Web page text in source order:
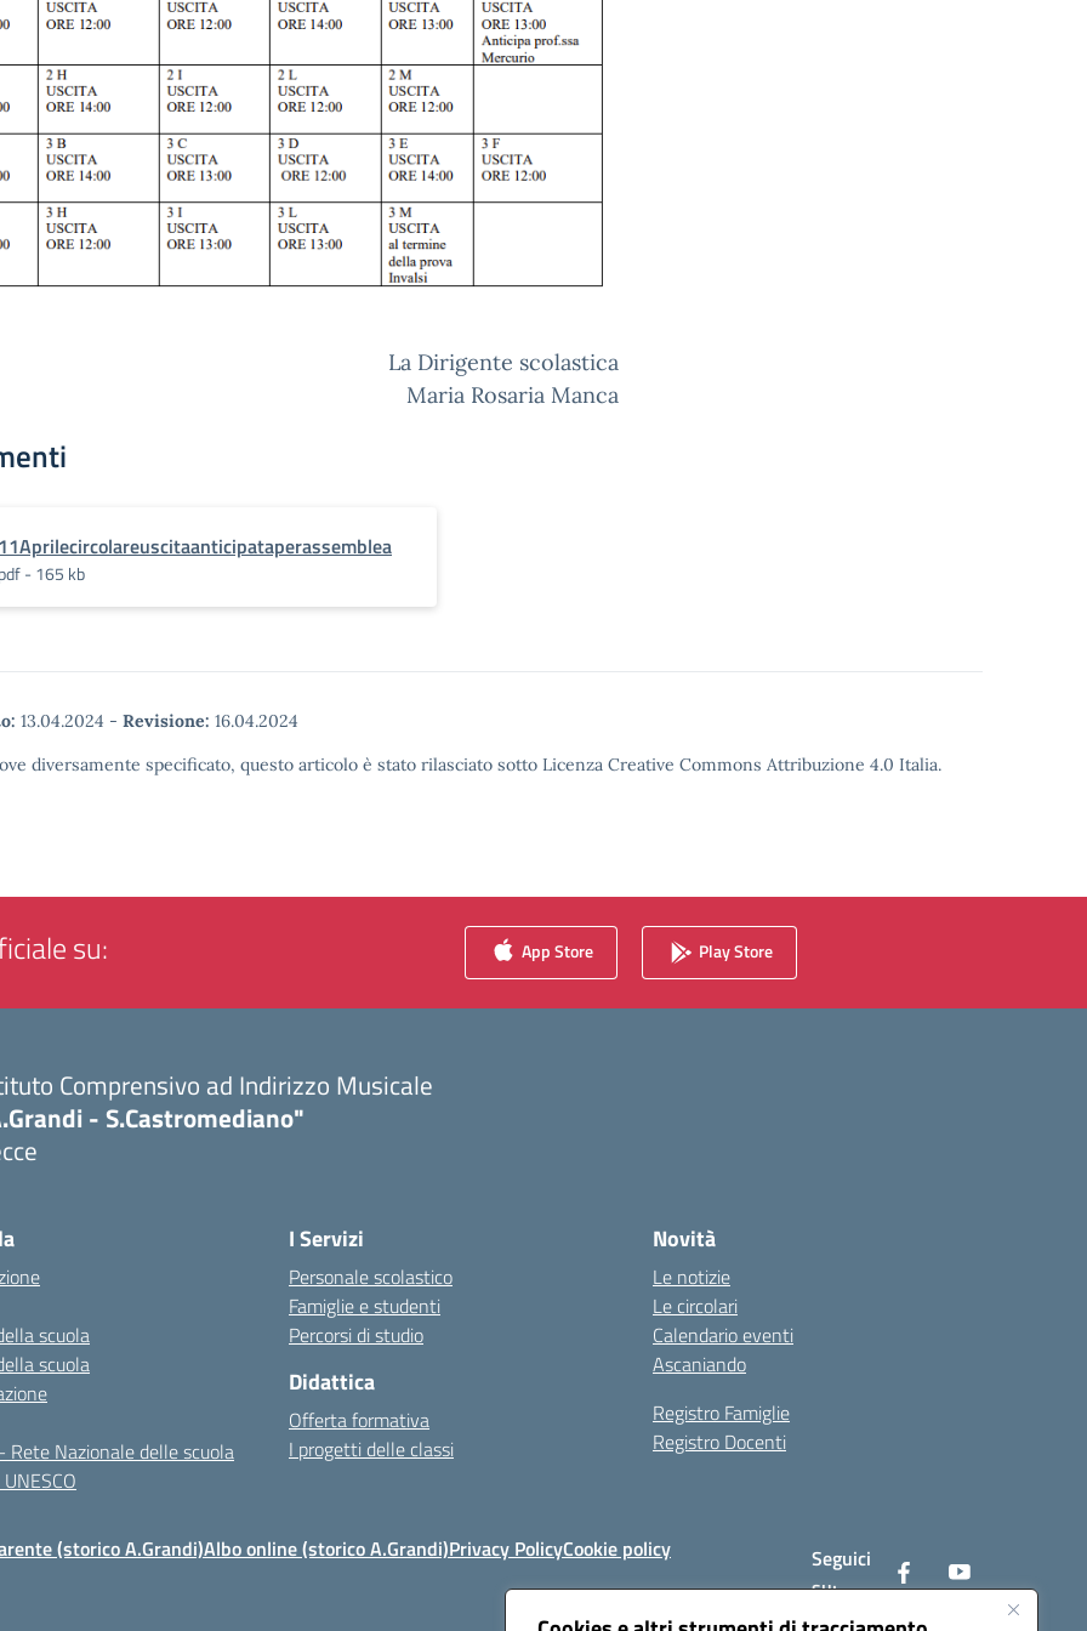
La Dirigente scolastica
Maria Rosaria Manca
- 165 kb
13.04.2024 - Revisione: 16.04.2024
diversamente specificato, questo articolo è stato rilasciato sotto Licenza Creative Commons Attribuzione 4.0 Italia.
su: App Store Play Store
Comprensivo ad Indirizzo Musicale
- S.Castromediano"
scuola
scuola
Rete Nazionale delle scuola
I Servizi
Personale scolastico
Famiglie e studenti
Percorsi di studio
Didattica
Offerta formativa
I progetti delle classi
Novità
Le notizie
Le circolari
Calendario eventi
Ascaniando
Registro Famiglie
Registro Docenti
(storico A.Grandi)Albo online (storico A.Grandi)Privacy PolicyCookie policy
Seguici
su: